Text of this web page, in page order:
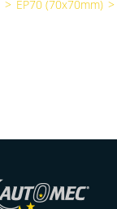
> EP70 (70x70mm) >